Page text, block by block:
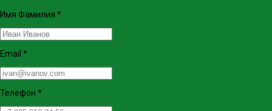
Имя Фамилия *
Email *
Телефон *